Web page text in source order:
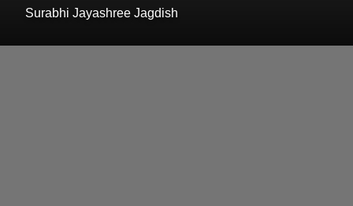
Surabhi Jayashree Jagdish